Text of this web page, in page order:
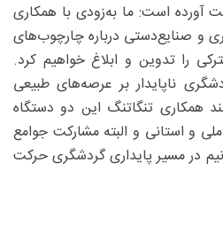
آورده است: ما به‌زودی با همکاری
و صنایع‌دستی درباره چارچوب‌های
را تدوین و ابلاغ خواهیم کرد.
ناپایدار بر عرصه‌های طبیعی
همکاری تنگاتنگ این دو دستگاه
و استانی و البته مشارکت جوامع
در مسیر پایداری گردشگری حرکت